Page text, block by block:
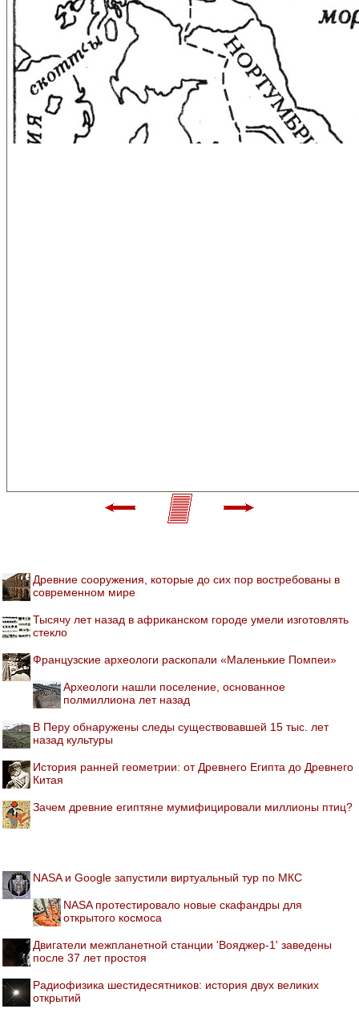
Древние сооружения, которые до сих пор востребованы в
современном мире
Тысячу лет назад в африканском городе умели изготовлять
стекло
Французские археологи раскопали «Маленькие Помпеи»
Археологи нашли поселение, основанное
полмиллиона лет назад
В Перу обнаружены следы существовавшей 15 тыс. лет
назад культуры
История ранней геометрии: от Древнего Египта до Древнего
Китая
Зачем древние египтяне мумифицировали миллионы птиц?
NASA и Google запустили виртуальный тур по МКС
NASA протестировало новые скафандры для
открытого космоса
Двигатели межпланетной станции 'Вояджер-1' заведены
после 37 лет простоя
Радиофизика шестидесятников: история двух великих
открытий